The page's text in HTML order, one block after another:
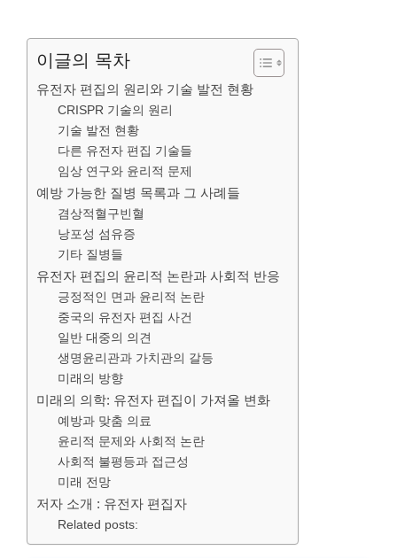
이글의 목차
유전자 편집의 원리와 기술 발전 현황
CRISPR 기술의 원리
기술 발전 현황
다른 유전자 편집 기술들
임상 연구와 윤리적 문제
예방 가능한 질병 목록과 그 사례들
겸상적혈구빈혈
낭포성 섬유증
기타 질병들
유전자 편집의 윤리적 논란과 사회적 반응
긍정적인 면과 윤리적 논란
중국의 유전자 편집 사건
일반 대중의 의견
생명윤리관과 가치관의 갈등
미래의 방향
미래의 의학: 유전자 편집이 가져올 변화
예방과 맞춤 의료
윤리적 문제와 사회적 논란
사회적 불평등과 접근성
미래 전망
저자 소개 : 유전자 편집자
Related posts: